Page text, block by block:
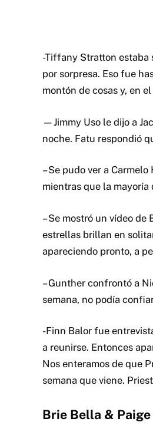
-Tiffany Stratton estaba
por sorpresa. Eso fue
montón de cosas y, en
—Jimmy Uso le dijo a
noche. Fatu respondió
– Se pudo ver a
mientras que la
– Se mostró un vídeo
estrellas brillan en
apareciendo pronto, a
– Gunther confrontó a
semana, no podía
-Finn Balor fue
a reunirse. Entonces
Nos enteramos de que
semana que viene.
Brie Bella &